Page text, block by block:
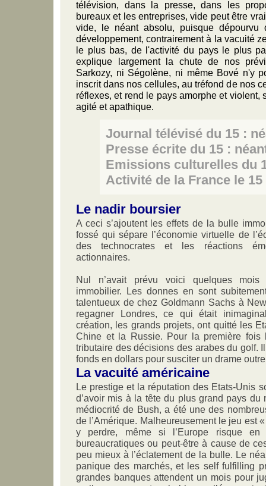
télévision, dans la presse, dans les
bureaux et les entreprises, vide peut être
vide, le néant absolu, puisque dépourvu
développement, contrairement à la vacuité
le plus bas, de l'activité du pays le plus
explique largement la chute de nos
Sarkozy, ni Ségolène, ni même Bové n'y
inscrit dans nos cellules, au tréfond de nos
réflexes, et rend le pays amorphe et violent,
agité et apathique.
Journal télévisé du 15 :
Presse écrite du 15 :
Emissions culturelles du
Activité de la France le 15
Le nadir boursier
A ceci s’ajoutent les effets de la bulle
fossé qui sépare l’économie virtuelle de
des technocrates et les réactions
actionnaires.
Nul n’avait prévu voici quelques mois
immobilier. Les donnes en sont
talentueux de chez Goldmann Sachs à
regagner Londres, ce qui était
création, les grands projets, ont quitté les
Chine et la Russie. Pour la première fois
tributaire des décisions des arabes du golf.
fonds en dollars pour susciter un drame
La vacuité américaine
Le prestige et la réputation des Etats-Unis
d’avoir mis à la tête du plus grand pays du
médiocrité de Bush, a été une des
de l’Amérique. Malheureusement le jeu est
y perdre, même si l’Europe risque
bureaucratiques ou peut-être à cause de
peu mieux à l’éclatement de la bulle. Le
panique des marchés, et les self fulfilling
grandes banques attendent un mois pour